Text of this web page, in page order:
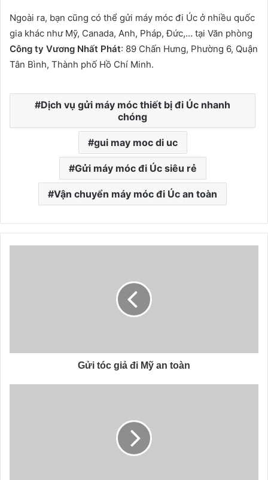
Ngoài ra, bạn cũng có thể gửi máy móc đi Úc ở nhiều quốc
gia khác như Mỹ, Canada, Anh, Pháp, Đức,… tại Văn phòng
Công ty Vương Nhất Phát: 89 Chấn Hưng, Phường 6, Quận
Tân Bình, Thành phố Hồ Chí Minh.
Dịch vụ gửi máy móc thiết bị đi Úc nhanh
chóng
gui may moc di uc
Gửi máy móc đi Úc siêu rẻ
Vận chuyển máy móc đi Úc an toàn
Gửi tóc giả đi Mỹ an toàn